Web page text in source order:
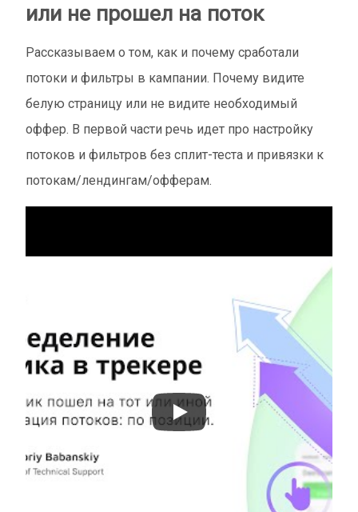
или не прошел на поток
Рассказываем о том, как и почему сработали
потоки и фильтры в кампании. Почему видите
белую страницу или не видите необходимый
оффер. В первой части речь идет про настройку
потоков и фильтров без сплит-теста и привязки к
потокам/лендингам/офферам.